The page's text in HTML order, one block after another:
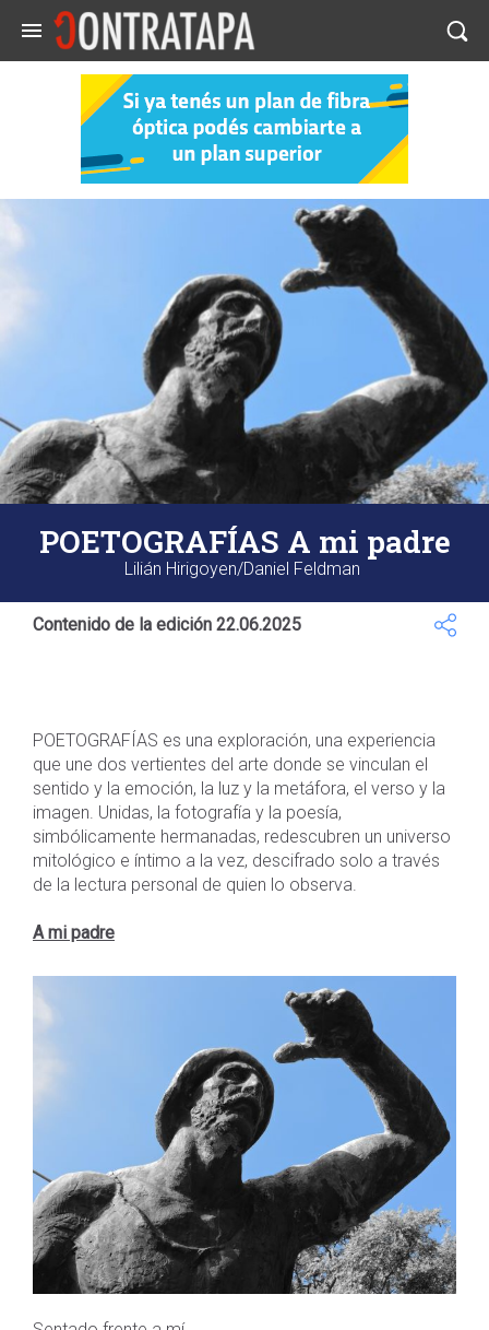
POETOGRAFÍAS A mi padre
Lilián Hirigoyen/Daniel Feldman
Contenido de la edición 22.06.2025
POETOGRAFÍAS es una exploración, una experiencia
que une dos vertientes del arte donde se vinculan el
sentido y la emoción, la luz y la metáfora, el verso y la
imagen. Unidas, la fotografía y la poesía,
simbólicamente hermanadas, redescubren un universo
mitológico e íntimo a la vez, descifrado solo a través
de la lectura personal de quien lo observa.
A mi padre